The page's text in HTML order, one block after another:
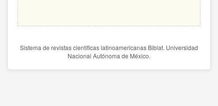
Sistema de revistas científicas latinoamericanas Biblat. Universidad
Nacional Autónoma de México.